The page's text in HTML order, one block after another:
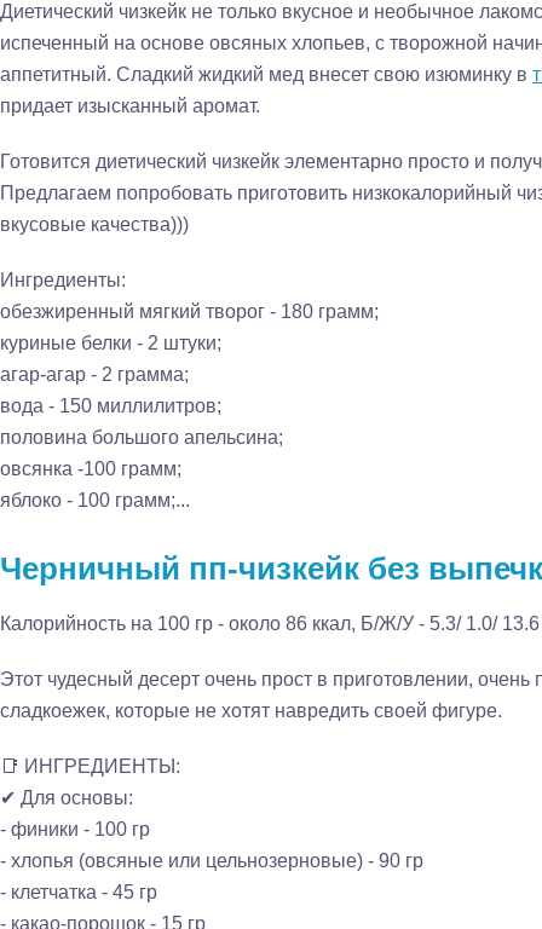
Диетический чизкейк не только вкусное и необычное
испеченный на основе овсяных хлопьев, с творожной
аппетитный. Сладкий жидкий мед внесет свою изюминку в
придает изысканный аромат.
Готовится диетический чизкейк элементарно просто и
Предлагаем попробовать приготовить низкокалорийный
вкусовые качества)))
Ингредиенты:
обезжиренный мягкий творог - 180 грамм;
куриные белки - 2 штуки;
агар-агар - 2 грамма;
вода - 150 миллилитров;
половина большого апельсина;
овсянка -100 грамм;
яблоко - 100 грамм;...
Черничный пп-чизкейк без
Калорийность на 100 гр - около 86 ккал, Б/Ж/У - 5.3/ 1.0/ 13.6
Этот чудесный десерт очень прост в приготовлении,
сладкоежек, которые не хотят навредить своей фигуре.
📑 ИНГРЕДИЕНТЫ:
✔ Для основы:
- финики - 100 гр
- хлопья (овсяные или цельнозерновые) - 90 гр
- клетчатка - 45 гр
- какао-порошок - 15 гр